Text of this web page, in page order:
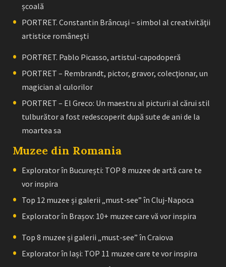
școală
PORTRET. Constantin Brâncuşi – simbol al creativităţii
artistice româneşti
PORTRET. Pablo Picasso, artistul-capodoperă
PORTRET – Rembrandt, pictor, gravor, colecţionar, un
magician al culorilor
PORTRET – El Greco: Un maestru al picturii al cărui stil
tulburător a fost redescoperit după sute de ani de la
moartea sa
Muzee din Romania
Explorator în București: TOP 8 muzee de artă care te
vor inspira
Top 12 muzee și galerii „must-see” în Cluj-Napoca
Explorator în Brașov: 10+ muzee care vă vor inspira
Top 8 muzee și galerii „must-see” în Craiova
Explorator în Iași: TOP 11 muzee care te vor inspira